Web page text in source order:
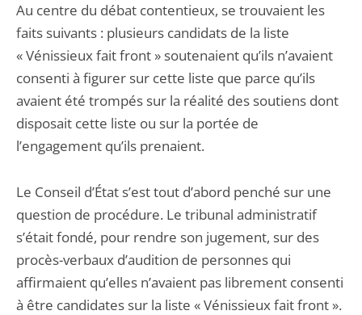
Au centre du débat contentieux, se trouvaient les
faits suivants : plusieurs candidats de la liste
« Vénissieux fait front » soutenaient qu’ils n’avaient
consenti à figurer sur cette liste que parce qu’ils
avaient été trompés sur la réalité des soutiens dont
disposait cette liste ou sur la portée de
l’engagement qu’ils prenaient.
Le Conseil d’État s’est tout d’abord penché sur une
question de procédure. Le tribunal administratif
s’était fondé, pour rendre son jugement, sur des
procès-verbaux d’audition de personnes qui
affirmaient qu’elles n’avaient pas librement consenti
à être candidates sur la liste « Vénissieux fait front ».